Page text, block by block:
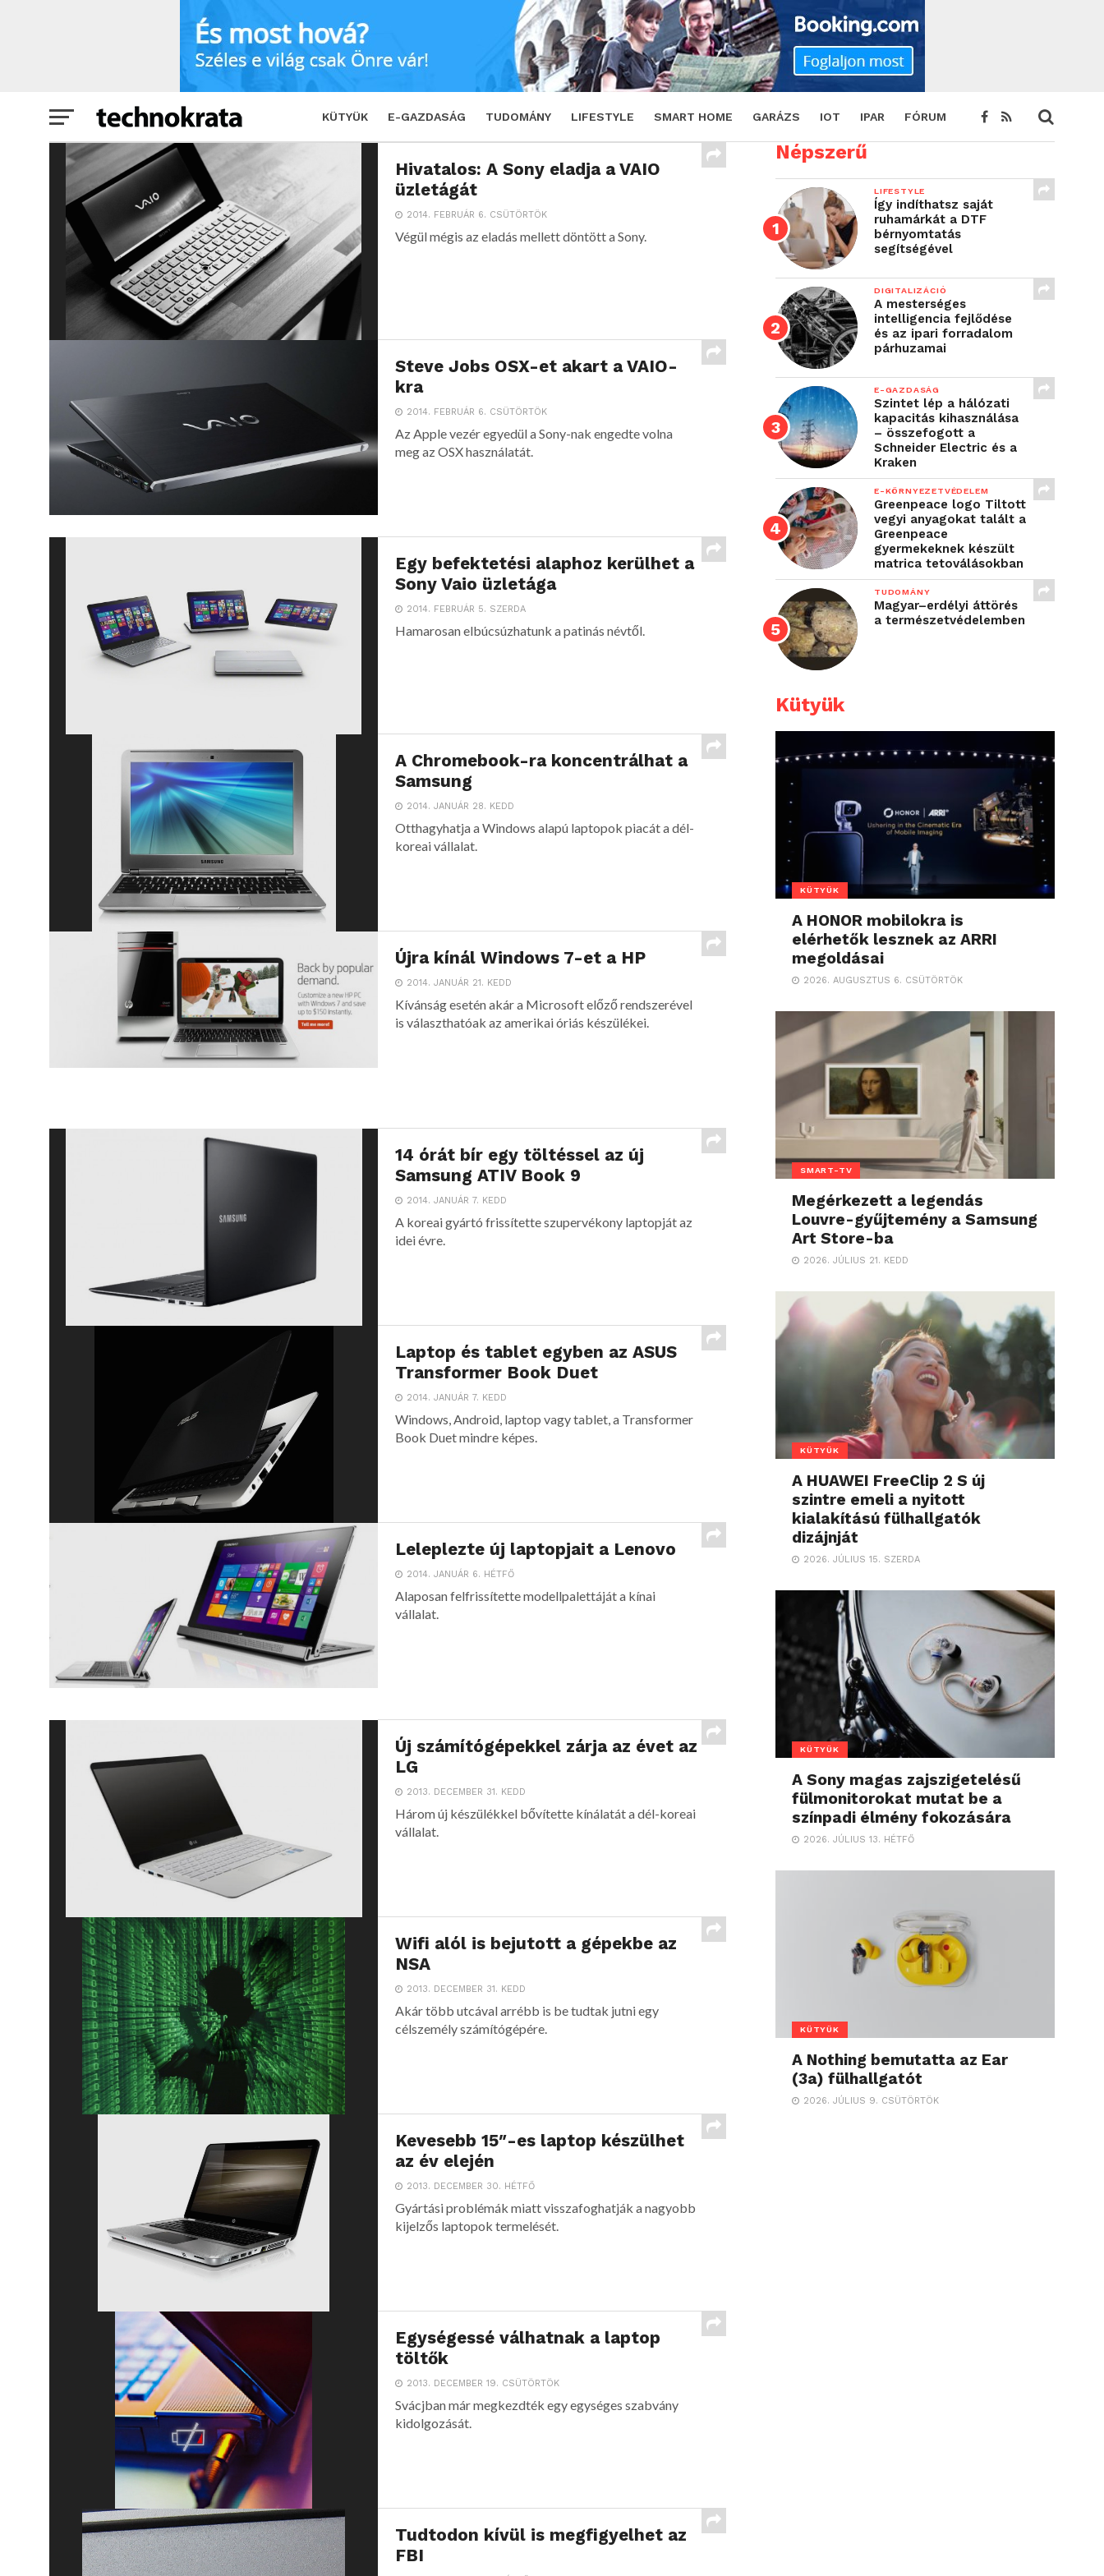
KÜTYÜK E-GAZDASÁG TUDOMÁNY LIFESTYLE SMART HOME GARÁZS IOT IPAR FÓRUM
Hivatalos: A Sony eladja a VAIO
üzletágát
2014. FEBRUÁR 6. CSÜTÖRTÖK
Végül mégis az eladás mellett döntött a Sony.
Steve Jobs OSX-et akart a VAIO-
kra
2014. FEBRUÁR 6. CSÜTÖRTÖK
Az Apple vezér egyedül a Sony-nak engedte volna
meg az OSX használatát.
Egy befektetési alaphoz kerülhet a
Sony Vaio üzletága
2014. FEBRUÁR 5. SZERDA
Hamarosan elbúcsúzhatunk a patinás névtől.
A Chromebook-ra koncentrálhat a
Samsung
2014. JANUÁR 28. KEDD
Otthagyhatja a Windows alapú laptopok piacát a dél-
koreai vállalat.
Újra kínál Windows 7-et a HP
2014. JANUÁR 21. KEDD
Kívánság esetén akár a Microsoft előző rendszerével
is választhatóak az amerikai óriás készülékei.
14 órát bír egy töltéssel az új
Samsung ATIV Book 9
2014. JANUÁR 7. KEDD
A koreai gyártó frissítette szupervékony laptopját az
idei évre.
Laptop és tablet egyben az ASUS
Transformer Book Duet
2014. JANUÁR 7. KEDD
Windows, Android, laptop vagy tablet, a Transformer
Book Duet mindre képes.
Leleplezte új laptopjait a Lenovo
2014. JANUÁR 6. HÉTFŐ
Alaposan felfrissítette modellpalettáját a kínai
vállalat.
Új számítógépekkel zárja az évet az
LG
2013. DECEMBER 31. KEDD
Három új készülékkel bővítette kínálatát a dél-koreai
vállalat.
Wifi alól is bejutott a gépekbe az
NSA
2013. DECEMBER 31. KEDD
Akár több utcával arrébb is be tudtak jutni egy
célszemély számítógépére.
Kevesebb 15″-es laptop készülhet
az év elején
2013. DECEMBER 30. HÉTFŐ
Gyártási problémák miatt visszafoghatják a nagyobb
kijelzős laptopok termelését.
Egységessé válhatnak a laptop
töltők
2013. DECEMBER 19. CSÜTÖRTÖK
Svácjban már megkezdték egy egységes szabvány
kidolgozását.
Tudtodon kívül is megfigyelhet az
FBI
Népszerű
LIFESTYLE
Így indíthatsz saját
ruhamárkát a DTF
bérnyomtatás
segítségével
DIGITALIZÁCIÓ
A mesterséges
intelligencia fejlődése
és az ipari forradalom
párhuzamai
E-GAZDASÁG
Szintet lép a hálózati
kapacitás kihasználása
– összefogott a
Schneider Electric és a
Kraken
E-KÖRNYEZETVÉDELEM
Greenpeace logo Tiltott
vegyi anyagokat talált a
Greenpeace
gyermekeknek készült
matrica tetoválásokban
TUDOMÁNY
Magyar–erdélyi áttörés
a természetvédelemben
Kütyük
KÜTYÜK
A HONOR mobilokra is
elérhetők lesznek az ARRI
megoldásai
2026. AUGUSZTUS 6. CSÜTÖRTÖK
SMART-TV
Megérkezett a legendás
Louvre-gyűjtemény a Samsung
Art Store-ba
2026. JÚLIUS 21. KEDD
KÜTYÜK
A HUAWEI FreeClip 2 S új
szintre emeli a nyitott
kialakítású fülhallgatók
dizájnját
2026. JÚLIUS 15. SZERDA
KÜTYÜK
A Sony magas zajszigetelésű
fülmonitorokat mutat be a
színpadi élmény fokozására
2026. JÚLIUS 13. HÉTFŐ
KÜTYÜK
A Nothing bemutatta az Ear
(3a) fülhallgatót
2026. JÚLIUS 9. CSÜTÖRTÖK